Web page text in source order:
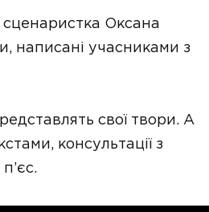
Оксана
написані учасниками з
свої твори. А
консультації з